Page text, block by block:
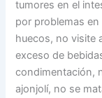
tumores en el
por problemas
huecos, no visite
exceso de
condimentación,
ajonjolí, no se